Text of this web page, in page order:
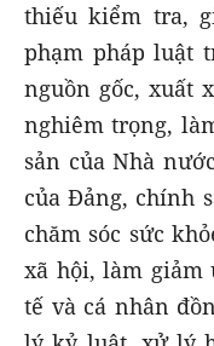
thiếu kiểm tra,
phạm pháp luật
nguồn gốc, xuất
nghiêm trọng,
sản của Nhà
của Đảng, chính
chăm sóc sức
xã hội, làm giảm
tế và cá nhân